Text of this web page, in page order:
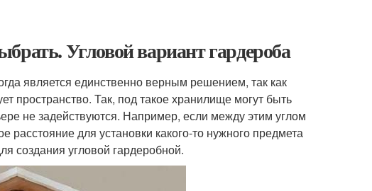
Угловой вариант гардероба
является единственно верным решением, так как
пространство. Так, под такое хранилище могут быть
не задействуются. Например, если между этим углом
для установки какого-то нужного предмета
создания угловой гардеробной.